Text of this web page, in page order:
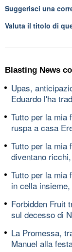
Suggerisci una
Valuta il titolo di
Blasting News
Upas,
Eduardo l'ha
Tutto per la mia
ruspa a casa
Tutto per la mia
diventano
Tutto per la mia
in cella
Forbidden Fruit
sul decesso di
La Promessa,
Manuel alla